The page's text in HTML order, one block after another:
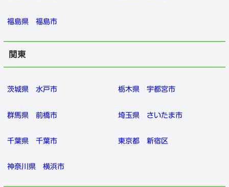
福島県 福島市
関東
茨城県 水戸市 栃木県 宇都宮市
群馬県 前橋市 埼玉県 さいたま市
千葉県 千葉市 東京都 新宿区
神奈川県 横浜市